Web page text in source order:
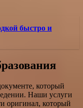
быстро и
который
Наши услуги
оригинал, который